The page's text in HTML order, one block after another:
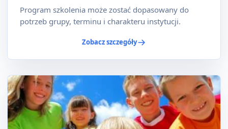
Program szkolenia może zostać dopasowany do
potrzeb grupy, terminu i charakteru instytucji.
Zobacz szczegóły